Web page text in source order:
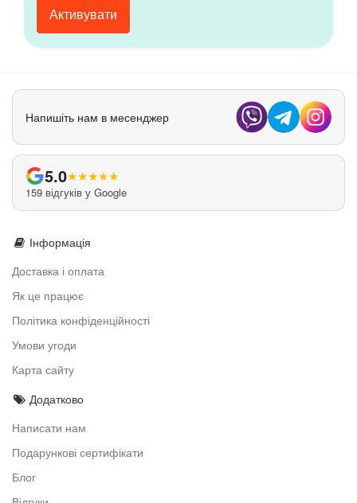
Активувати
Напишіть нам в месенджер
5.0★★★★★
159 відгуків у Google
Інформація
Доставка і оплата
Як це працює
Політика конфіденційності
Умови угоди
Карта сайту
Додатково
Написати нам
Подарункові сертифікати
Блог